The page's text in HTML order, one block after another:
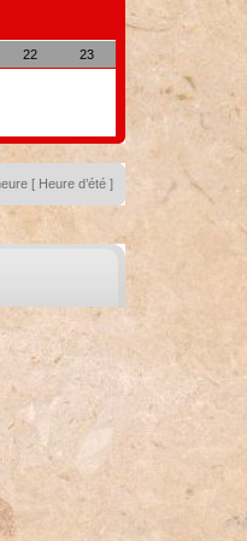
22 23
[ Heure d’été ]